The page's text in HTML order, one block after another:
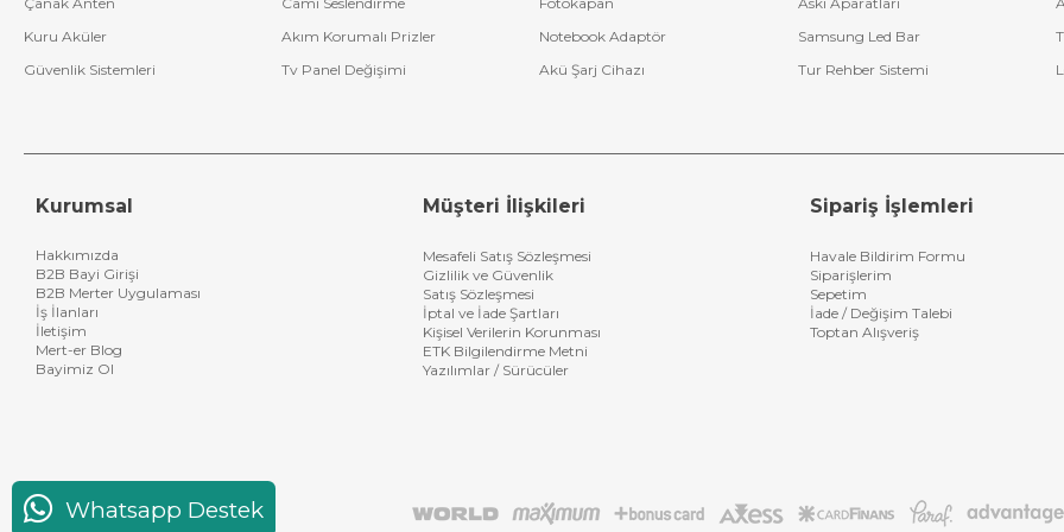
Kuru Aküler
Akım Korumalı Prizler Notebook Adaptör Samsung Led Bar
Güvenlik Sistemleri
Tv Panel Değişimi Akü Şarj Cihazı Tur Rehber Sistemi
Kurumsal
Hakkımızda
B2B Bayi Girişi
B2B Merter Uygulaması
İş İlanları
İletişim
Mert-er Blog
Bayimiz Ol
Müşteri İlişkileri
Mesafeli Satış Sözleşmesi
Gizlilik ve Güvenlik
Satış Sözleşmesi
İptal ve İade Şartları
Kişisel Verilerin Korunması
ETK Bilgilendirme Metni
Yazılımlar / Sürücüler
Sipariş İşlemleri
Havale Bildirim Formu
Siparişlerim
Sepetim
İade / Değişim Talebi
Toptan Alışveriş
Whatsapp Destek